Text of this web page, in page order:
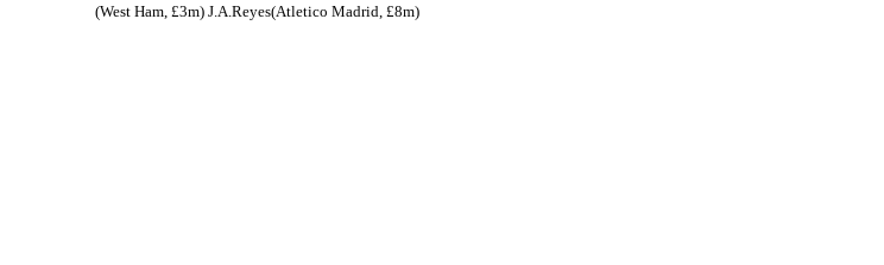
(West Ham, £3m) J.A.Reyes(Atletico Madrid, £8m)